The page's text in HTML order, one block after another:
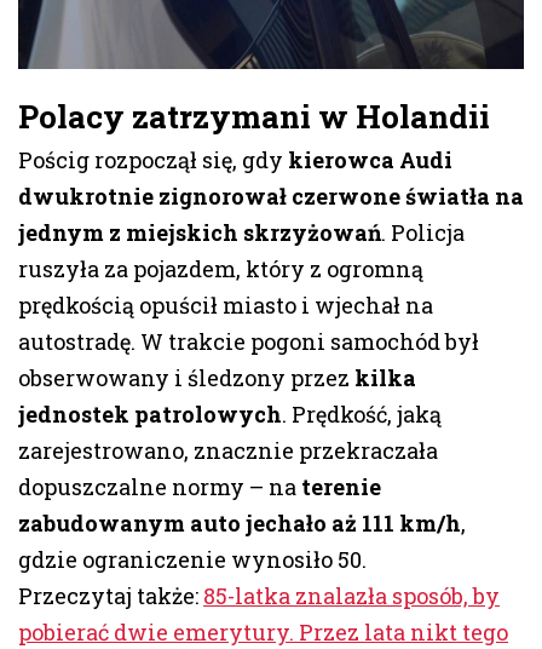
Polacy zatrzymani w Holandii
Pościg rozpoczął się, gdy kierowca Audi
dwukrotnie zignorował czerwone światła na
jednym z miejskich skrzyżowań. Policja
ruszyła za pojazdem, który z ogromną
prędkością opuścił miasto i wjechał na
autostradę. W trakcie pogoni samochód był
obserwowany i śledzony przez kilka
jednostek patrolowych. Prędkość, jaką
zarejestrowano, znacznie przekraczała
dopuszczalne normy – na terenie
zabudowanym auto jechało aż 111 km/h,
gdzie ograniczenie wynosiło 50.
Przeczytaj także: 85-latka znalazła sposób, by
pobierać dwie emerytury. Przez lata nikt tego